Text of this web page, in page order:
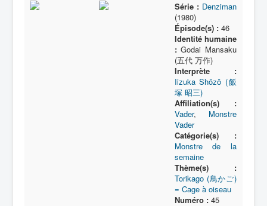
Série : Denziman
(1980)
Épisode(s) :46
Identité humaine
:Godai Mansaku
(五代 万作)
Interprète :
Iizuka Shôzô (飯
塚 昭三)
Affiliation(s) :
Vader, Monstre
Vader
Catégorie(s) :
Monstre de la
semaine
Thème(s) :
Torikago (鳥かご)
= Cage à oiseau
Numéro :45